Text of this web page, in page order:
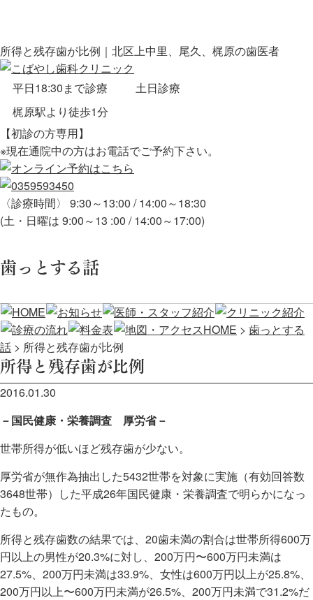
所得と残存歯が比例｜北区上中里、尾久、梶原の歯医者
平日18:30まで診療
土日診療
梶原駅より徒歩1分
【初診の方専用】
※現在通院中の方はお電話でご予約下さい。
〈診療時間〉 9:30～13:00 / 14:00～18:30
(土・日曜は 9:00～13 :00 / 14:00～17:00)
歯っとする話
HOME > 歯っとする
話 > 所得と残存歯が比例
所得と残存歯が比例
2016.01.30
－国民健康・栄養調査 厚労省－
世帯所得が低いほど残存歯が少ない。
厚労省が無作為抽出した5432世帯を対象に実施（有効回答数
3648世帯）した平成26年国民健康・栄養調査で明らかになっ
たもの。
所得と残存歯数の結果では、20歯未満の割合は世帯所得600万
円以上の男性が20.3%に対し、200万円〜600万円未満は
27.5%、200万円未満は33.9%、女性は600万円以上が25.8%、
200万円以上〜600万円未満が26.5%、200万円未満で31.2%だ